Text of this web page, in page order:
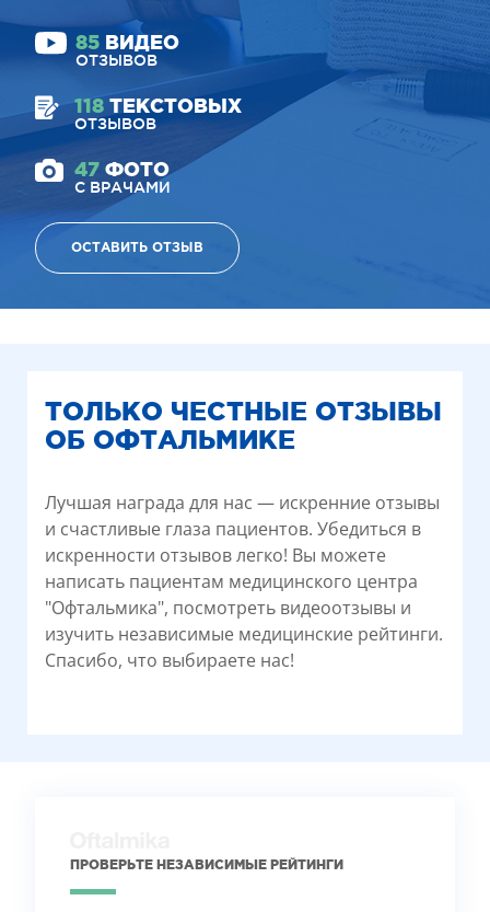
85 ВИДЕО
ОТЗЫВОВ
118 ТЕКСТОВЫХ
ОТЗЫВОВ
47 ФОТО
С ВРАЧАМИ
ОСТАВИТЬ ОТЗЫВ
ТОЛЬКО ЧЕСТНЫЕ ОТЗЫВЫ
ОБ ОФТАЛЬМИКЕ
Лучшая награда для нас — искренние отзывы
и счастливые глаза пациентов. Убедиться в
искренности отзывов легко! Вы можете
написать пациентам медицинского центра
"Офтальмика", посмотреть видеоотзывы и
изучить независимые медицинские рейтинги.
Спасибо, что выбираете нас!
ПРОВЕРЬТЕ НЕЗАВИСИМЫЕ РЕЙТИНГИ